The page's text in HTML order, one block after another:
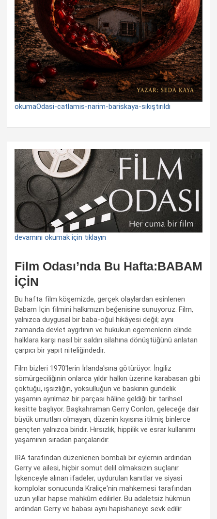
okumaOdasi-catlamis-narim-bariskaya-sıkıştırıldı
devamını okumak için tıklayın
Film Odası’nda Bu Hafta:BABAM
İÇİN
Bu hafta film köşemizde, gerçek olaylardan esinlenen
Babam İçin filmini halkımızın beğenisine sunuyoruz. Film,
yalnızca duygusal bir baba-oğul hikâyesi değil; aynı
zamanda devlet aygıtının ve hukukun egemenlerin elinde
halklara karşı nasıl bir saldırı silahına dönüştüğünü anlatan
çarpıcı bir yapıt niteliğindedir.
Film bizleri 1970'lerin İrlanda'sına götürüyor. İngiliz
sömürgeciliğinin onlarca yıldır halkın üzerine karabasan gibi
çöktüğü, işsizliğin, yoksulluğun ve baskının gündelik
yaşamın ayrılmaz bir parçası hâline geldiği bir tarihsel
kesitte başlıyor. Başkahraman Gerry Conlon, geleceğe dair
büyük umutları olmayan, düzenin kıyısına itilmiş binlerce
gençten yalnızca biridir. Hırsızlık, hippilik ve esrar kullanımı
yaşamının sıradan parçalarıdır.
IRA tarafından düzenlenen bombalı bir eylemin ardından
Gerry ve ailesi, hiçbir somut delil olmaksızın suçlanır.
İşkenceyle alınan ifadeler, uydurulan kanıtlar ve siyasi
komplolar sonucunda Kraliçe'nin mahkemesi tarafından
uzun yıllar hapse mahkûm edilirler. Bu adaletsiz hükmün
ardından Gerry ve babası aynı hapishaneye sevk edilir.